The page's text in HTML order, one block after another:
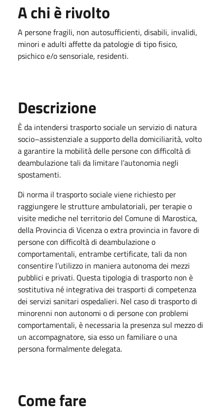
A chi è rivolto
A persone fragili, non autosufficienti, disabili, invalidi,
minori e adulti affette da patologie di tipo fisico,
psichico e/o sensoriale, residenti.
Descrizione
È da intendersi trasporto sociale un servizio di natura
socio–assistenziale a supporto della domiciliarità, volto
a garantire la mobilità delle persone con difficoltà di
deambulazione tali da limitare l’autonomia negli
spostamenti.
Di norma il trasporto sociale viene richiesto per
raggiungere le strutture ambulatoriali, per terapie o
visite mediche nel territorio del Comune di Marostica,
della Provincia di Vicenza o extra provincia in favore di
persone con difficoltà di deambulazione o
comportamentali, entrambe certificate, tali da non
consentire l’utilizzo in maniera autonoma dei mezzi
pubblici e privati. Questa tipologia di trasporto non è
sostitutiva né integrativa dei trasporti di competenza
dei servizi sanitari ospedalieri. Nel caso di trasporto di
minorenni non autonomi o di persone con problemi
comportamentali, è necessaria la presenza sul mezzo di
un accompagnatore, sia esso un familiare o una
persona formalmente delegata.
Come fare